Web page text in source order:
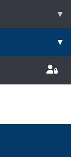
▾
▾